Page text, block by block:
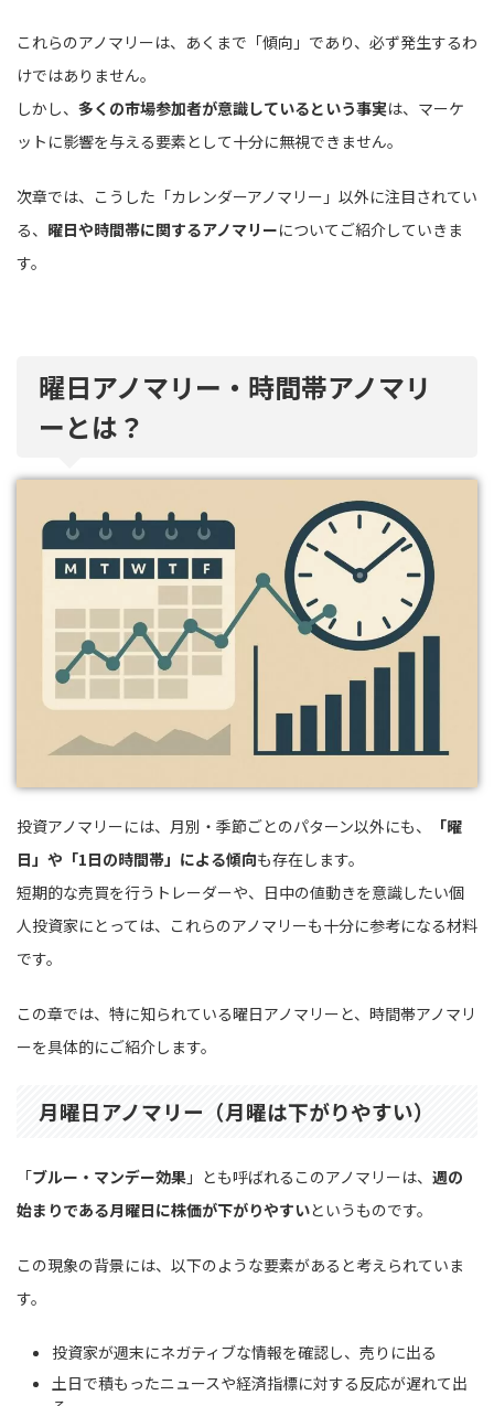
これらのアノマリーは、あくまで「傾向」であり、必ず発生するわ
けではありません。
しかし、 多くの市場参加者が意識しているという事実は、マーケ
ットに影響を与える要素として十分に無視できません。
次章では、こうした「カレンダーアノマリー」以外に注目されてい
る、 曜日や時間帯に関するアノマリーについてご紹介していきま
す。
曜日アノマリー・時間帯アノマリ
ーとは？
投資アノマリーには、月別・季節ごとのパターン以外にも、
「曜
日」や「1日の時間帯」による傾向も存在します。
短期的な売買を行うトレーダーや、日中の値動きを意識したい個
人投資家にとっては、これらのアノマリーも十分に参考になる材料
です。
この章では、特に知られている曜日アノマリーと、時間帯アノマリ
ーを具体的にご紹介します。
月曜日アノマリー（月曜は下がりやすい）
「ブルー・マンデー効果 」とも呼ばれるこのアノマリーは、 週の
始まりである月曜日に株価が下がりやすいというものです。
この現象の背景には、以下のような要素があると考えられていま
す。
投資家が週末にネガティブな情報を確認し、売りに出る
土日で積もったニュースや経済指標に対する反応が遅れて出